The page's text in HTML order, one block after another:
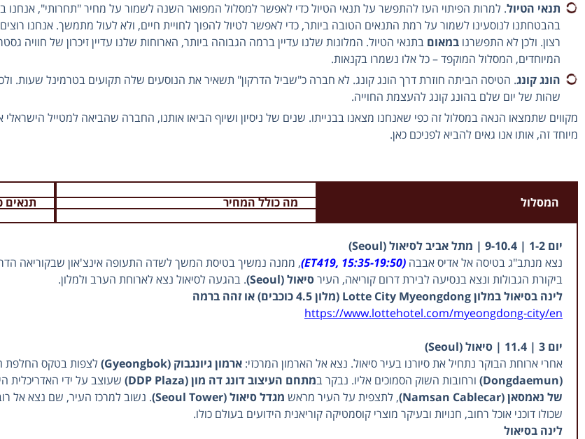
תנאי הטיול. למרות הפיתוי העז להתפשר על תנאי הטיול כדי לאפשר למסלול המפואר השנה לשמור על מחיר "תחרותי", אנחנו
בהבטחתנו לנוסעינו לשמור על רמת התנאים הטובה ביותר, כדי לאפשר לטיול להפוך לחויית חיים, ולא לעול מתמשך. אנחנו
רצון. ולכן לא התפשרנו במאום בתנאי הטיול. המלונות שלנו עדיין ברמה הגבוהה ביותר, הארוחות שלנו עדיין זיכרון של חוויה
המיוחדים, המסלול המוקפד – כל אלו נשמרו בקנאות.
הונג קונג. הטיסה הביתה חוזרת דרך הונג קונג. לא חברה כ"שביל הדרקון" תשאיר את הנוסעים שלה תקועים בטרמינל שעות.
שהות של יום שלם בהונג קונג להעצמת החוייה.
מקווים שתמצאו הנאה במסלול זה כפי שאנחנו מצאנו בבנייתו. שנים של ניסיון ושיוף הביאו אותנו, החברה שהביאה למטייל הישראלי את
מיוחד זה, אותו אנו גאים להביא לפניכם כאן.
המסלול מה כולל המחיר תנאים
יום 1-2 | 9-10.4 | מתל אביב לסיאול (Seoul)
נצא מנתב"ג בטיסה אל אדיס אבבה (ET419, 15:35-19:50) , ממנה נמשיך בטיסת המשך לשדה התעופה אינצ'און שבקוריאה
ביקורת הגבולות ונצא בנסיעה לבירת דרום קוריאה, העירסיאול (Seoul)
. בהגעה לסיאול נצא לארוחת הערב ולמלון.
לינה בסיאול במלון Lotte City Myeongdong (מלון 4.5 כוכבים) או זהה ברמה
https://www.lottehotel.com/myeongdong-city/en
יום 3 | 11.4 | סיאול (Seoul)
אחרי ארוחת הבוקר נתחיל את סיורנו בעיר סיאול. נצא אל הארמון המרכזי: ארמון גיונגבוק (Gyeongbok) לצפות בטקס החלפת
(Dongdaemun)
ורחובות השוק הסמוכים אליו. נבקר במתחם העיצוב דונג דה מון (DDP Plaza) שעוצב על ידי האדריכלית
של נאמסאן (Namsan Cablecar)
, לתצפית על העיר מראש מגדל סיאול (Seoul Tower) . נשוב למרכז העיר, שם נצא אל
שכולו דוכני אוכל רחוב, חנויות ובעיקר מוצרי קוסמטיקה קוריאנית הידועים בעולם כולו.
לינה בסיאול